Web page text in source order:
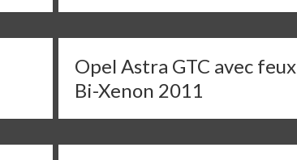
Opel Astra GTC avec feux
Bi-Xenon 2011